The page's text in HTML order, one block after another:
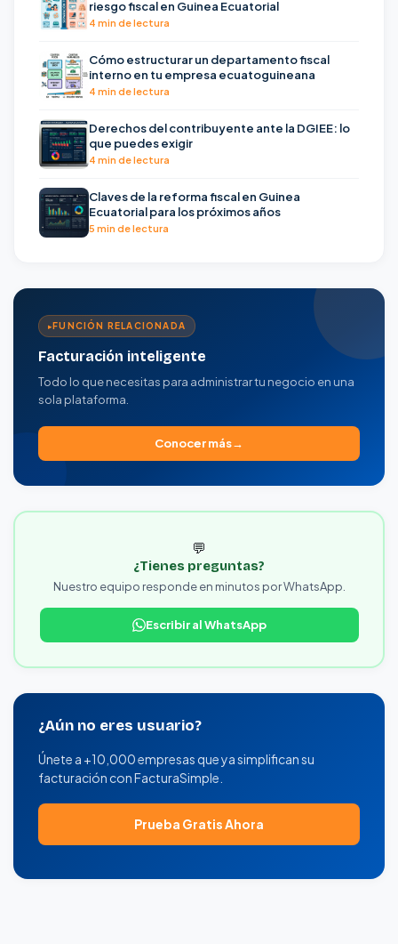
riesgo fiscal en Guinea Ecuatorial
4 min de lectura
Cómo estructurar un departamento fiscal
interno en tu empresa ecuatoguineana
4 min de lectura
Derechos del contribuyente ante la DGIEE: lo
que puedes exigir
4 min de lectura
Claves de la reforma fiscal en Guinea
Ecuatorial para los próximos años
5 min de lectura
FUNCIÓN RELACIONADA
Facturación inteligente
Todo lo que necesitas para administrar tu negocio en una
sola plataforma.
Conocer más
💬
¿Tienes preguntas?
Nuestro equipo responde en minutos por WhatsApp.
Escribir al WhatsApp
¿Aún no eres usuario?
Únete a +10,000 empresas que ya simplifican su
facturación con FacturaSimple.
Prueba Gratis Ahora